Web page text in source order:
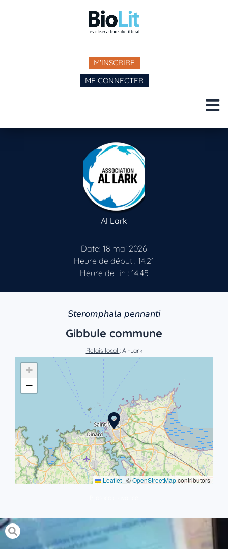
M'INSCRIRE
ME CONNECTER
Al Lark
Date: 18 mai 2026
Heure de début : 14:21
Heure de fin : 14:45
Steromphala pennanti
Gibbule commune
Relais local : Al-Lark
+
−
Leaflet | ©OpenStreetMapcontributors